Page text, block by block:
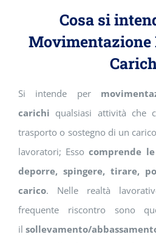
Cosa si
Movimentazione
Si intende per
carichi qualsiasi attività che
trasporto o sostegno di un
lavoratori; Essocomprende
deporre, spingere, tirare,
carico. Nelle realtà
frequente riscontro sono
il sollevamento/